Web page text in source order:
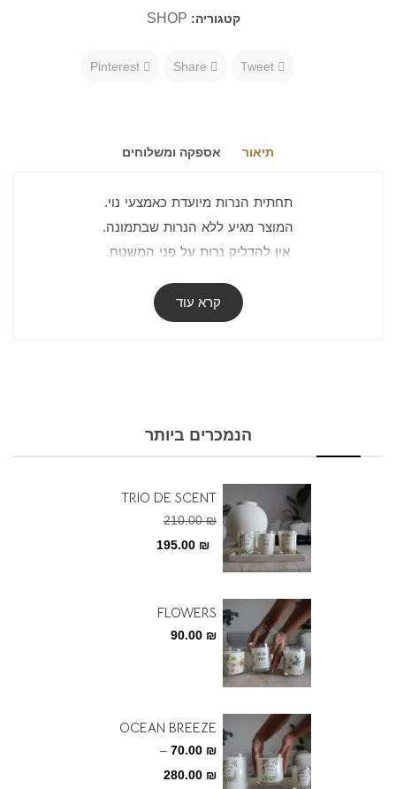
קטגוריה:SHOP
תיאור אספקה ומשלוחים
תחתית הנרות מיועדת כאמצעי נוי.
המוצר מגיע ללא הנרות שבתמונה.
אין להדליק נרות על פני המשטח.
רשומה דומה
קרא עוד
הנמכרים ביותר
TRIO DE SCENT
210.00 ₪
195.00
₪
FLOWERS
CANDLES
90.00 ₪
OCEAN BREEZE
1729
70.00 ₪
–
280.00 ₪